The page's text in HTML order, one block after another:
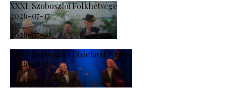
XXXI. Szoboszlói Folkhétvége
2026-07-17
-
2026-07-19
XXXI. Szoboszlói Dixieland Napok
2026-08-21
-
2026-08-23